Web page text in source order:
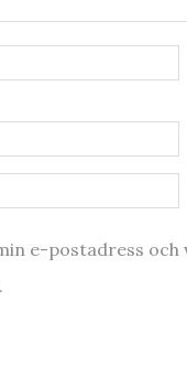
e-postadress och